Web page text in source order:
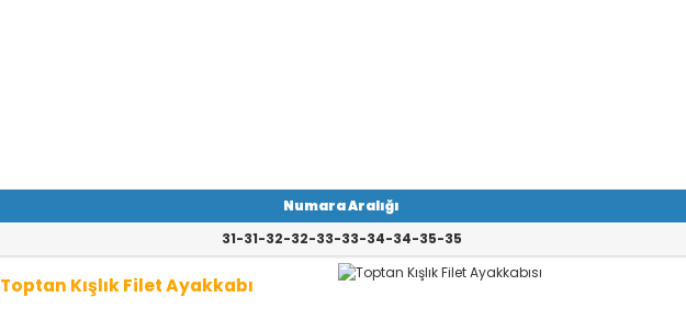
Numara Aralığı
31-31-32-32-33-33-34-34-35-35
Toptan Kışlık Filet Ayakkabı